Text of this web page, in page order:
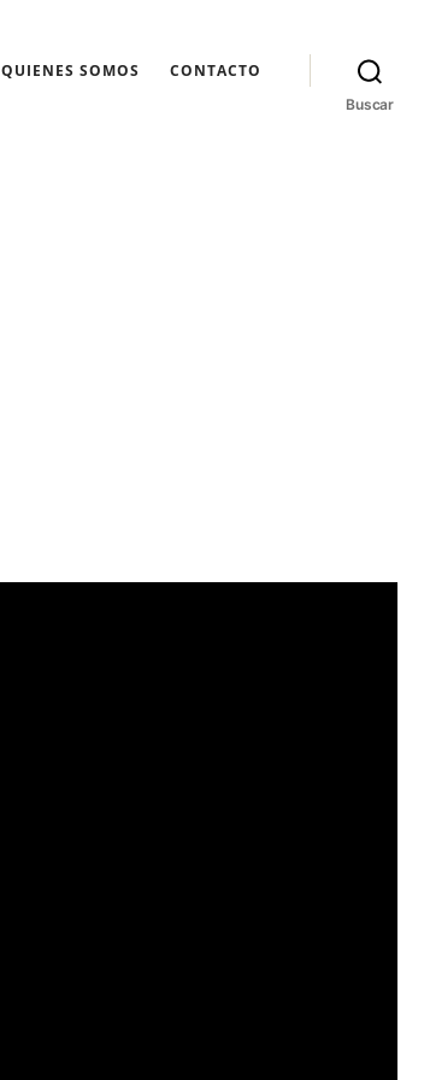
QUIENES SOMOS CONTACTO
Buscar